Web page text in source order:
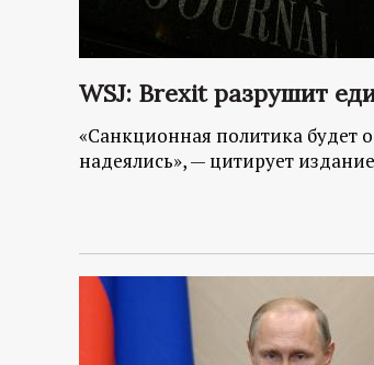
а
л
WSJ: Brexit разрушит
«Санкционная политика будет
надеялись», — цитирует